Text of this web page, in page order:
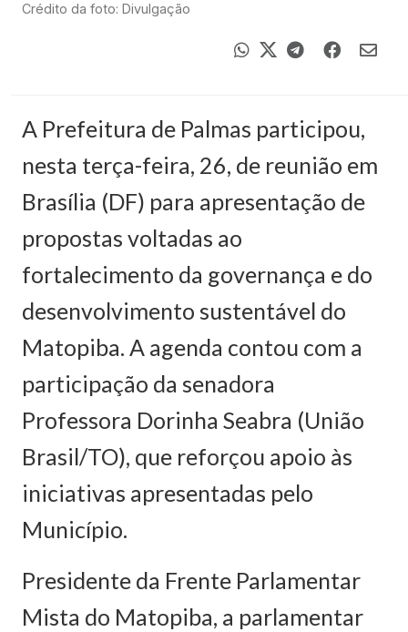
Crédito da foto: Divulgação
A Prefeitura de Palmas participou,
nesta terça-feira, 26, de reunião em
Brasília (DF) para apresentação de
propostas voltadas ao
fortalecimento da governança e do
desenvolvimento sustentável do
Matopiba. A agenda contou com a
participação da senadora
Professora Dorinha Seabra (União
Brasil/TO), que reforçou apoio às
iniciativas apresentadas pelo
Município.
Presidente da Frente Parlamentar
Mista do Matopiba, a parlamentar